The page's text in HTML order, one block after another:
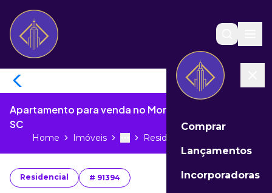
Comprar
Lançamentos
Incorporadoras
Apartamento para venda no Morretes de Itapema -
SC
Home Imóveis More
Toggle menuResidencial Aura valor...
Residencial # 91394